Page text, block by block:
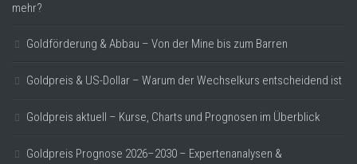
mehr?
Goldförderung & Abbau – Von der Mine bis zum Barren
Goldpreis & US-Dollar – Warum der Wechselkurs entscheidend ist
Goldpreis aktuell – Kurse, Charts und Prognosen im Überblick
Goldpreis Prognose 2026–2030 – Expertenanalysen &